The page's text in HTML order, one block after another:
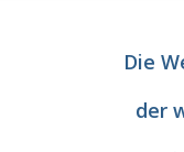
Die
der